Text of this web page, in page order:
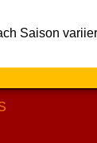
Saison